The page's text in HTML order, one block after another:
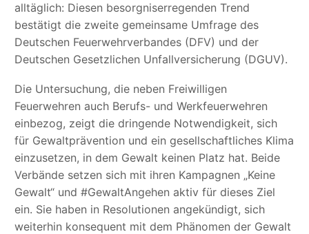
alltäglich: Diesen besorgniserregenden Trend
bestätigt die zweite gemeinsame Umfrage des
Deutschen Feuerwehrverbandes (DFV) und der
Deutschen Gesetzlichen Unfallversicherung (DGUV).
Die Untersuchung, die neben Freiwilligen
Feuerwehren auch Berufs- und Werkfeuerwehren
einbezog, zeigt die dringende Notwendigkeit, sich
für Gewaltprävention und ein gesellschaftliches Klima
einzusetzen, in dem Gewalt keinen Platz hat. Beide
Verbände setzen sich mit ihren Kampagnen „Keine
Gewalt“ und #GewaltAngehen aktiv für dieses Ziel
ein. Sie haben in Resolutionen angekündigt, sich
weiterhin konsequent mit dem Phänomen der Gewalt